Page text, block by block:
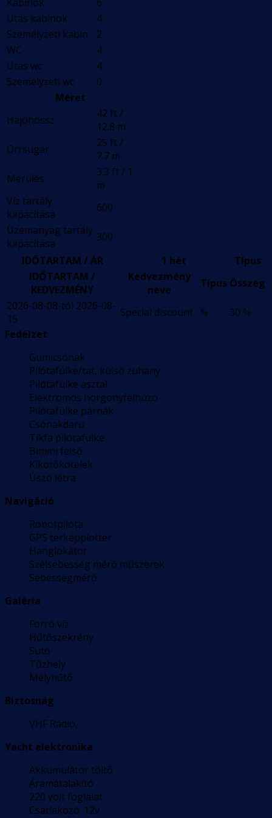
Kabinok
6
Utas kabinok
4
Személyzeti kabin
2
WC
4
Utas wc
4
Személyzeti wc
0
Méret
Hajóhossz
42 ft /
12.8 m
Orrsugár
25 ft /
7.7 m
Merülés
3.3 ft / 1
m
Víz tartály
kapacitása
600
Üzemanyag tartály
kapacitása
300
IDŐTARTAM / ÁR
1 hét
Típus
IDŐTARTAM /
KEDVEZMÉNY
Kedvezmény
neve
Típus Összeg
2026-08-08-tól 2026-08-
15
Special discount %
30 %
Fedélzet
Gumicsónak
Pilótafülke/tat, külső zuhany
Pilótafülke asztal
Elektromos horgonyfelhúzó
Pilótafülke párnák
Csónakdaru
Tíkfa pilótafülke
Bimini felső
Kikötőkötelek
Úszó létra
Navigáció
Robotpilóta
GPS térképplotter
Hanglokátor
Szélsebesség mérő műszerek
Sebességmérő
Galéria
Forró víz
Hűtőszekrény
Sütő
Tűzhely
Mélyhűtő
Biztosnág
VHF Rádió,
Yacht elektronika
Akkumulátor töltő
Áramátalakító
220 volt foglalat
Csatlakozó: 12v